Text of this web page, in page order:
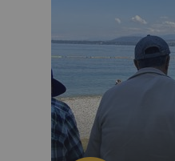
membres les plus